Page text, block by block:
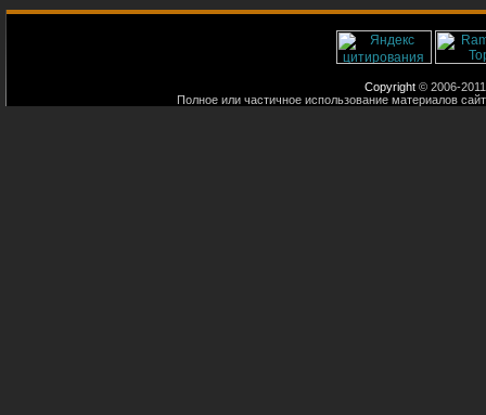
Copyright © 2006-
Полное или частичное использование материалов